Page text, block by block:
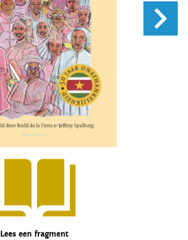
Lees een fragment